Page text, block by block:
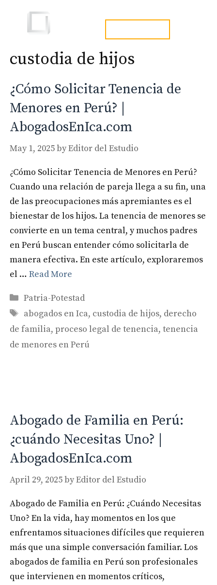
content
custodia de hijos
¿Cómo Solicitar Tenencia de
Menores en Perú? |
AbogadosEnIca.com
May 1, 2025byEditor del Estudio
¿Cómo Solicitar Tenencia de Menores en Perú?
Cuando una relación de pareja llega a su fin, una
de las preocupaciones más apremiantes es el
bienestar de los hijos. La tenencia de menores se
convierte en un tema central, y muchos padres
en Perú buscan entender cómo solicitarla de
manera efectiva. En este artículo, exploraremos
el … Read More
Categories
Patria-Potestad
Tags
abogados en Ica, custodia de hijos, derecho
de familia, proceso legal de tenencia, tenencia
de menores en Perú
Abogado de Familia en Perú:
¿cuándo Necesitas Uno? |
AbogadosEnIca.com
April 29, 2025byEditor del Estudio
Abogado de Familia en Perú: ¿Cuándo Necesitas
Uno? En la vida, hay momentos en los que
enfrentamos situaciones difíciles que requieren
más que una simple conversación familiar. Los
abogados de familia en Perú son profesionales
que intervienen en momentos críticos,